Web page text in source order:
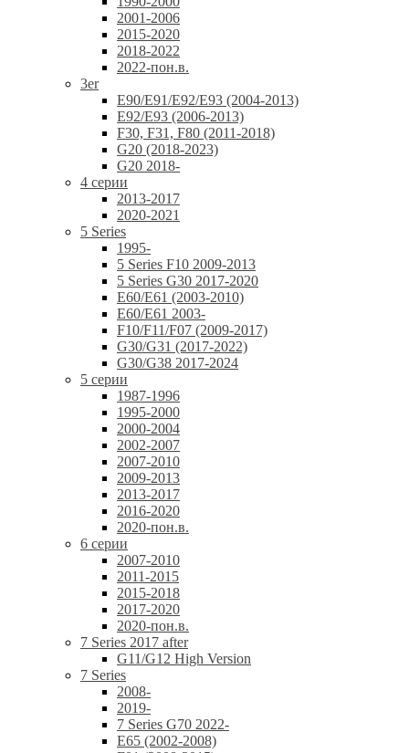
2001-2006
2015-2020
2018-2022
2022-пон.в.
3er
E90/E91/E92/E93 (2004-2013)
E92/E93 (2006-2013)
F30, F31, F80 (2011-2018)
G20 (2018-2023)
G20 2018-
4 серии
2013-2017
2020-2021
5 Series
1995-
5 Series F10 2009-2013
5 Series G30 2017-2020
E60/E61 (2003-2010)
E60/E61 2003-
F10/F11/F07 (2009-2017)
G30/G31 (2017-2022)
G30/G38 2017-2024
5 серии
1987-1996
1995-2000
2000-2004
2002-2007
2007-2010
2009-2013
2013-2017
2016-2020
2020-пон.в.
6 серии
2007-2010
2011-2015
2015-2018
2017-2020
2020-пон.в.
7 Series 2017 after
G11/G12 High Version
7 Series
2008-
2019-
7 Series G70 2022-
E65 (2002-2008)